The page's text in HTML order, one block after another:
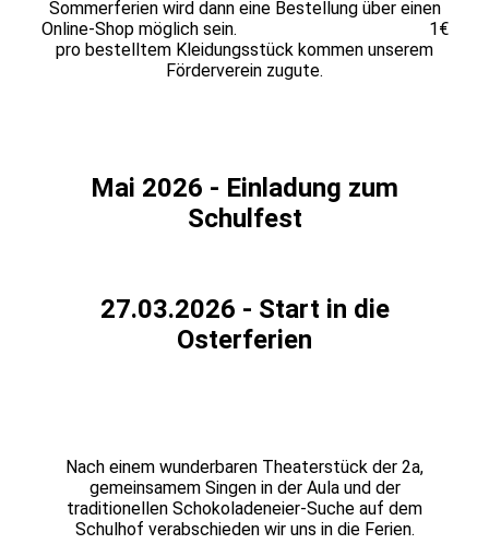
Sommerferien wird dann eine Bestellung über einen
Online-Shop möglich sein. 1€
pro bestelltem Kleidungsstück kommen unserem
Förderverein zugute.
Mai 2026 - Einladung zum
Schulfest
27.03.2026 - Start in die
Osterferien
Nach einem wunderbaren Theaterstück der 2a,
gemeinsamem Singen in der Aula und der
traditionellen Schokoladeneier-Suche auf dem
Schulhof verabschieden wir uns in die Ferien.